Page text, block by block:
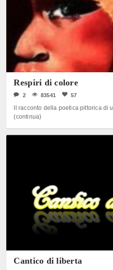
Respiri di colore
2 83541 57
Il racconto della poetica pittorica di
(continua)
Cantico di liberta